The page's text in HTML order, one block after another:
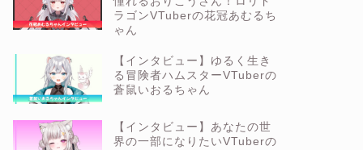
ラゴンVTuberの花冠あむるち
ゃん
【インタビュー】ゆるく生き
る冒険者ハムスターVTuberの
蒼鼠いおるちゃん
【インタビュー】あなたの世
界の一部になりたいVTuberの